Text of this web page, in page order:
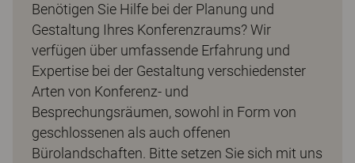
Benötigen Sie Hilfe bei der Planung und
Gestaltung Ihres Konferenzraums? Wir
verfügen über umfassende Erfahrung und
Expertise bei der Gestaltung verschiedenster
Arten von Konferenz- und
Besprechungsräumen, sowohl in Form von
geschlossenen als auch offenen
Bürolandschaften. Bitte setzen Sie sich mit uns